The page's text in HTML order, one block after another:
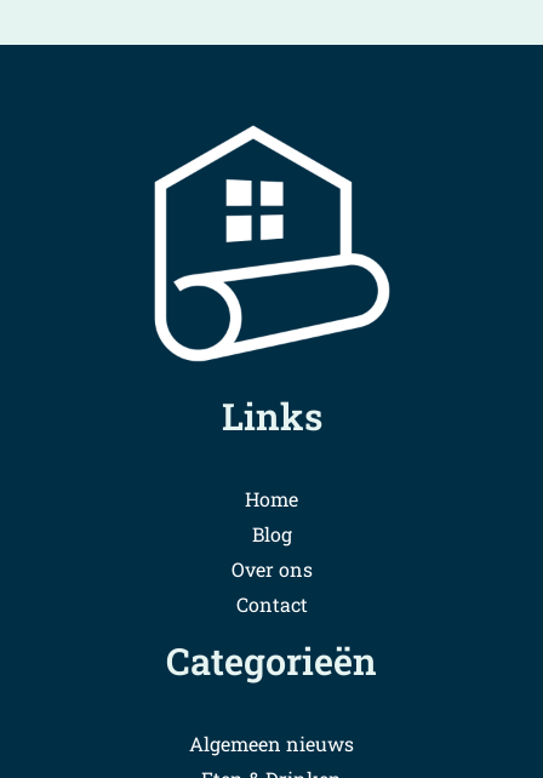
Links
Home
Blog
Over ons
Contact
Categorieën
Algemeen nieuws